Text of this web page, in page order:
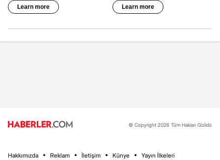
© Copyright 2026 Tüm Hakları Gizlidir.
Hakkımızda Reklam İletişim Künye Yayın İlkeleri